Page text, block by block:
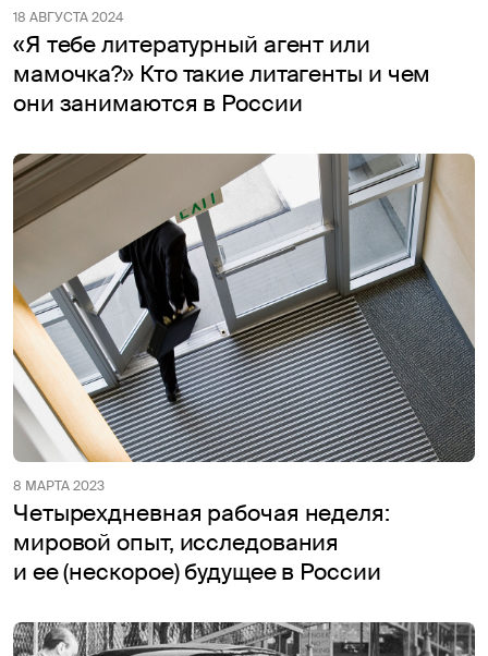
18 АВГУСТА 2024
«Я тебе литературный агент или
мамочка?» Кто такие литагенты и чем
они занимаются в России
8 МАРТА 2023
Четырехдневная рабочая неделя:
мировой опыт, исследования
и ее (нескорое) будущее в России